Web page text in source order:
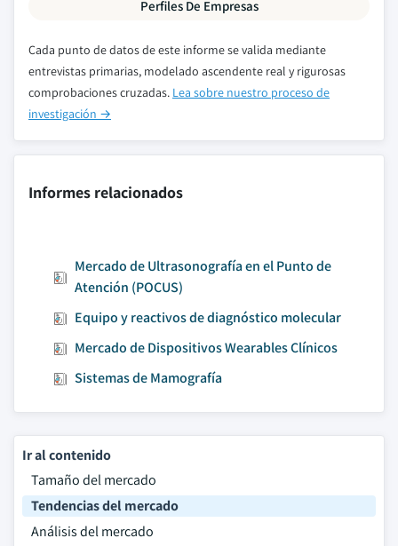
Perfiles De Empresas
Cada punto de datos de este informe se valida mediante
entrevistas primarias, modelado ascendente real y rigurosas
comprobaciones cruzadas. Lea sobre nuestro proceso de
investigación →
Informes relacionados
Mercado de Ultrasonografía en el Punto de
Atención (POCUS)
Equipo y reactivos de diagnóstico molecular
Mercado de Dispositivos Wearables Clínicos
Sistemas de Mamografía
Ir al contenido
Tamaño del mercado
Tendencias del mercado
Análisis del mercado